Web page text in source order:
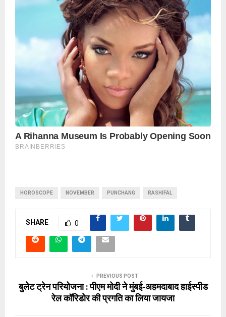
HOROSCOPE NOVEMBER PUNCHANG RASHIFAL
SHARE 0
PREVIOUS POST
बुलेट ट्रेन परियोजना : पीएम मोदी ने मुंबई-अहमदाबाद हाईस्पीड
रेल कॉरिडोर की प्रगति का लिया जायजा